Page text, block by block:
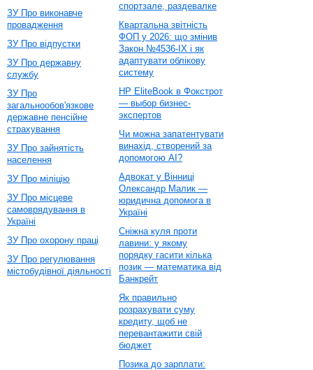
ЗУ Про виконавче
провадження
ЗУ Про відпустки
ЗУ Про державну
службу
ЗУ Про
загальнообов'язкове
державне пенсійне
страхування
ЗУ Про зайнятість
населення
ЗУ Про міліцію
ЗУ Про місцеве
самоврядування в
Україні
ЗУ Про охорону праці
ЗУ Про регулювання
містобудівної діяльності
спортзале, раздевалке
Квартальна звітність
ФОП у 2026: що змінив
Закон №4536-IX і як
адаптувати облікову
систему
HP EliteBook в Фокстрот
— выбор бизнес-
экспертов
Чи можна запатентувати
винахід, створений за
допомогою AI?
Адвокат у Вінниці
Олександр Малик —
юридична допомога в
Україні
Сніжна куля проти
лавини: у якому
порядку гасити кілька
позик — математика від
Банкрейт
Як правильно
розрахувати суму
кредиту, щоб не
перевантажити свій
бюджет
Позика до зарплати: